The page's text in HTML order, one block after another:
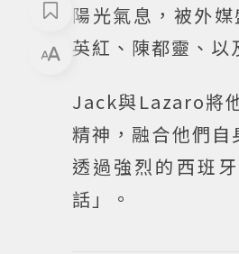
陽光氣息，被外
英紅、陳都靈、
Jack與Lazaro將
精神，融合他們
透過強烈的西班
話」。